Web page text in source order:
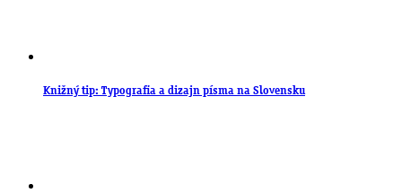
Knižný tip: Typografia a dizajn písma na Slovensku